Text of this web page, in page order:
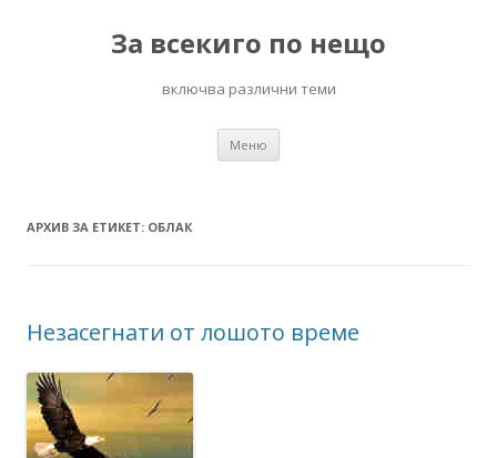
За всекиго по нещо
включва различни теми
Меню
АРХИВ ЗА ЕТИКЕТ: ОБЛАК
Незасегнати от лошото време